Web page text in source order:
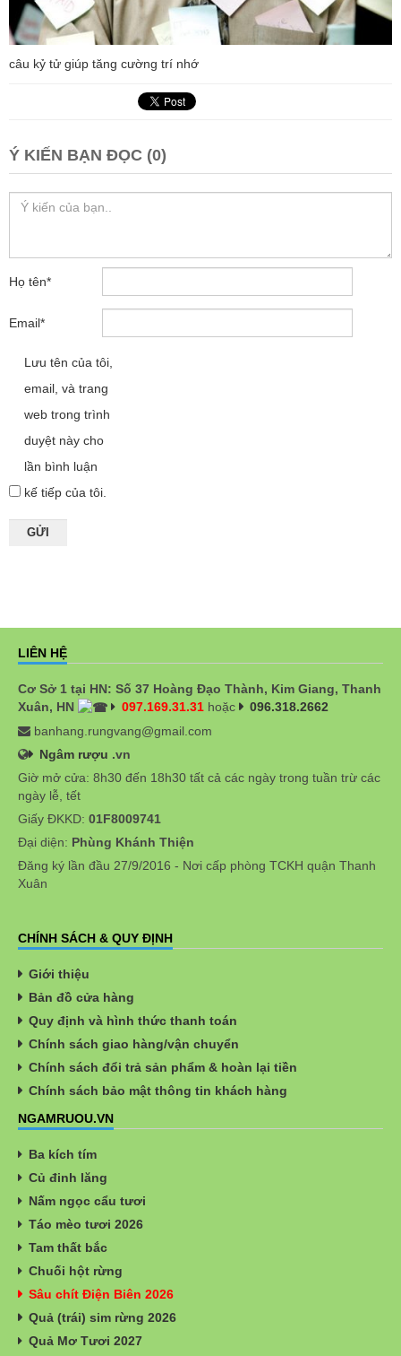
câu kỷ tử giúp tăng cường trí nhớ
Ý KIẾN BẠN ĐỌC (0)
Họ tên*
Email*
Lưu tên của tôi,
email, và trang
web trong trình
duyệt này cho
lần bình luận
kế tiếp của tôi.
LIÊN HỆ
Cơ Sở 1 tại HN: Số 37 Hoàng Đạo Thành, Kim Giang, Thanh
Xuân, HN
097.169.31.31 hoặc
096.318.2662
banhang.rungvang@gmail.com
Ngâm rượu .vn
Giờ mở cửa: 8h30 đến 18h30 tất cả các ngày trong tuần trừ các
ngày lễ, tết
Giấy ĐKKD: 01F8009741
Đại diện: Phùng Khánh Thiện
Đăng ký lần đầu 27/9/2016 - Nơi cấp phòng TCKH quận Thanh
Xuân
CHÍNH SÁCH & QUY ĐỊNH
Giới thiệu
Bản đồ cửa hàng
Quy định và hình thức thanh toán
Chính sách giao hàng/vận chuyển
Chính sách đổi trả sản phẩm & hoàn lại tiền
Chính sách bảo mật thông tin khách hàng
NGAMRUOU.VN
Ba kích tím
Củ đinh lăng
Nấm ngọc cẩu tươi
Táo mèo tươi 2026
Tam thất bắc
Chuối hột rừng
Sâu chít Điện Biên 2026
Quả (trái) sim rừng 2026
Quả Mơ Tươi 2027